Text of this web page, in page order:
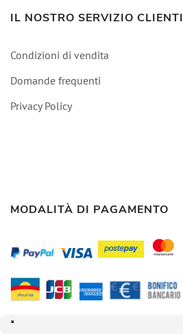
IL NOSTRO SERVIZIO CLIENTI
Condizioni di vendita
Domande frequenti
Privacy Policy
MODALITÀ DI PAGAMENTO